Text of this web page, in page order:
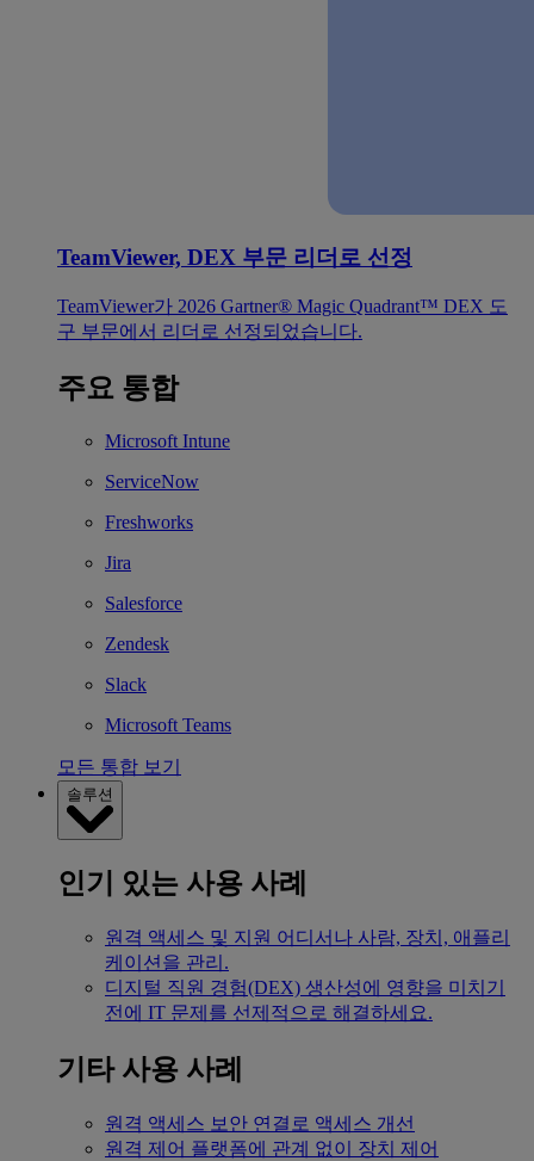
TeamViewer, DEX 부문 리더로 선정
TeamViewer가 2026 Gartner® Magic Quadrant™ DEX 도
구 부문에서 리더로 선정되었습니다.
주요 통합
Microsoft Intune
ServiceNow
Freshworks
Jira
Salesforce
Zendesk
Slack
Microsoft Teams
모든 통합 보기
솔루션
인기 있는 사용 사례
원격 액세스 및 지원 어디서나 사람, 장치, 애플리
케이션을 관리.
디지털 직원 경험(DEX) 생산성에 영향을 미치기
전에 IT 문제를 선제적으로 해결하세요.
기타 사용 사례
원격 액세스 보안 연결로 액세스 개선
원격 제어 플랫폼에 관계 없이 장치 제어